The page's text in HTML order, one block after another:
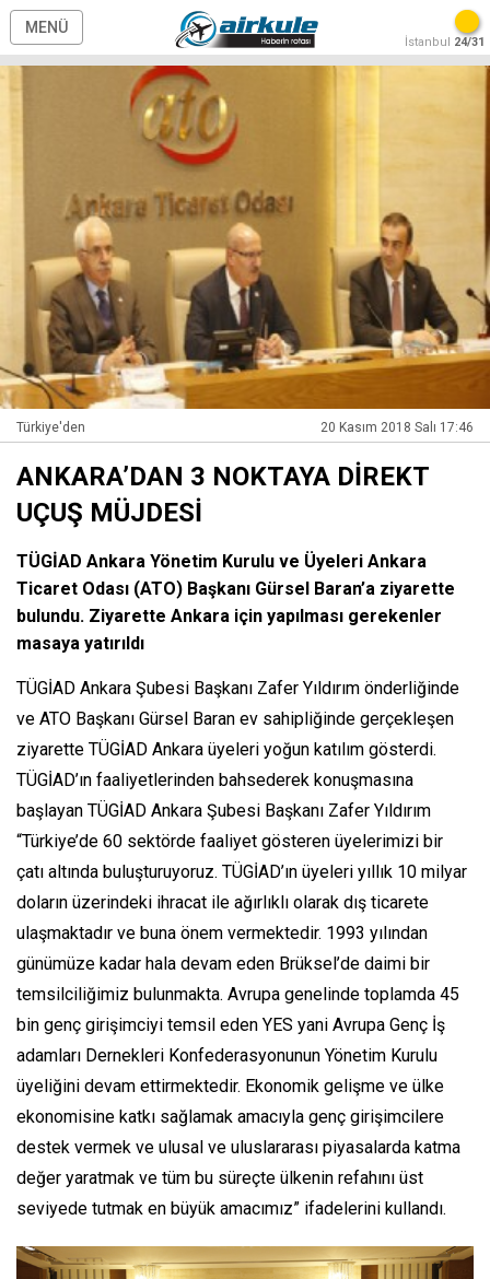
MENÜ
İstanbul 24/31
Türkiye'den 20 Kasım 2018 Salı 17:46
ANKARA’DAN 3 NOKTAYA DİREKT
UÇUŞ MÜJDESİ
TÜGİAD Ankara Yönetim Kurulu ve Üyeleri Ankara
Ticaret Odası (ATO) Başkanı Gürsel Baran’a ziyarette
bulundu. Ziyarette Ankara için yapılması gerekenler
masaya yatırıldı
TÜGİAD Ankara Şubesi Başkanı Zafer Yıldırım önderliğinde
ve ATO Başkanı Gürsel Baran ev sahipliğinde gerçekleşen
ziyarette TÜGİAD Ankara üyeleri yoğun katılım gösterdi.
TÜGİAD’ın faaliyetlerinden bahsederek konuşmasına
başlayan TÜGİAD Ankara Şubesi Başkanı Zafer Yıldırım
“Türkiye’de 60 sektörde faaliyet gösteren üyelerimizi bir
çatı altında buluşturuyoruz. TÜGİAD’ın üyeleri yıllık 10 milyar
doların üzerindeki ihracat ile ağırlıklı olarak dış ticarete
ulaşmaktadır ve buna önem vermektedir. 1993 yılından
günümüze kadar hala devam eden Brüksel’de daimi bir
temsilciliğimiz bulunmakta. Avrupa genelinde toplamda 45
bin genç girişimciyi temsil eden YES yani Avrupa Genç İş
adamları Dernekleri Konfederasyonunun Yönetim Kurulu
üyeliğini devam ettirmektedir. Ekonomik gelişme ve ülke
ekonomisine katkı sağlamak amacıyla genç girişimcilere
destek vermek ve ulusal ve uluslararası piyasalarda katma
değer yaratmak ve tüm bu süreçte ülkenin refahını üst
seviyede tutmak en büyük amacımız” ifadelerini kullandı.